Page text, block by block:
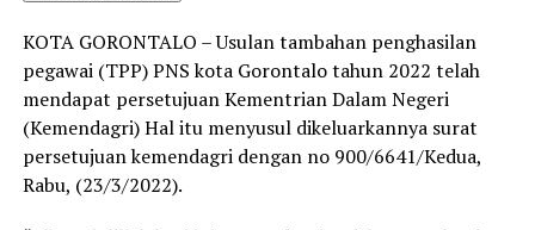
KOTA GORONTALO – Usulan tambahan penghasilan
pegawai (TPP) PNS kota Gorontalo tahun 2022 telah
mendapat persetujuan Kementrian Dalam Negeri
(Kemendagri) Hal itu menyusul dikeluarkannya surat
persetujuan kemendagri dengan no 900/6641/Kedua,
Rabu, (23/3/2022).